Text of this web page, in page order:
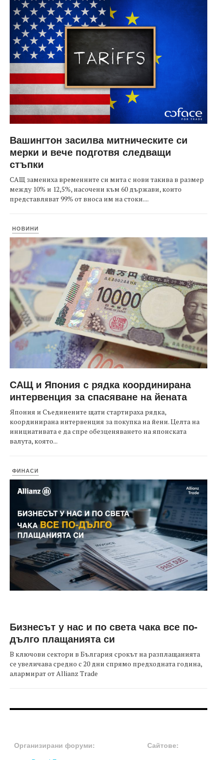
Вашингтон засилва митническите си
мерки и вече подготвя следващи
стъпки
САЩ замениха временните си мита с нови такива в размер
между 10% и 12,5%, насочени към 60 държави, които
представляват 99% от вноса им на стоки....
НОВИНИ
САЩ и Япония с рядка координирана
интервенция за спасяване на йената
Япония и Съединените щати стартираха рядка,
координирана интервенция за покупка на йени. Целта на
инициативата е да спре обезценяването на японската
валута, която...
ФИНАСИ
Бизнесът у нас и по света чака все по-
дълго плащанията си
В ключови сектори в България срокът на разплащанията
се увеличава средно с 20 дни спрямо предходната година,
алармират от Allianz Trade
Организирани форуми:
Сайтове: